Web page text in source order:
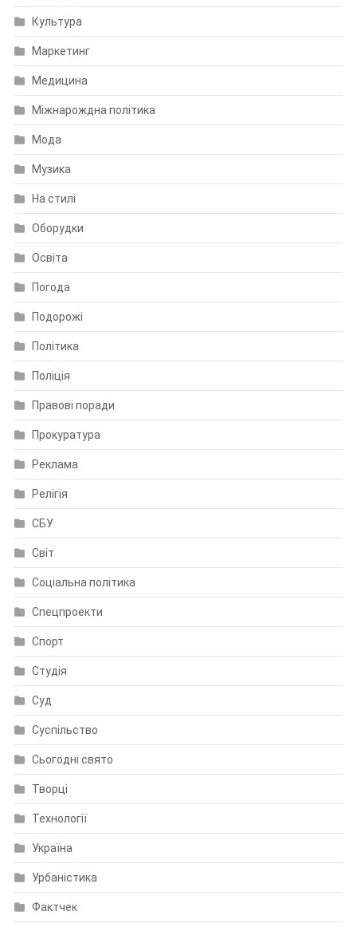
Культура
Маркетинг
Медицина
Міжнарождна політика
Мода
Музика
На стилі
Оборудки
Освіта
Погода
Подорожі
Політика
Поліція
Правові поради
Прокуратура
Реклама
Релігія
СБУ
Світ
Соціальна політика
Спецпроекти
Спорт
Студія
Суд
Суспільство
Сьогодні свято
Творці
Технології
Україна
Урбаністика
Фактчек